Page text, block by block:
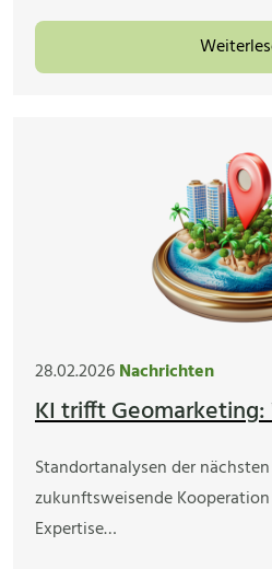
28.02.2026Nachrichten
KI trifft Geomarketing:
Standortanalysen der
zukunftsweisende
Expertise…